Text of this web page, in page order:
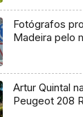
Fotógrafos
Madeira pelo
Artur Quintal
Peugeot 208